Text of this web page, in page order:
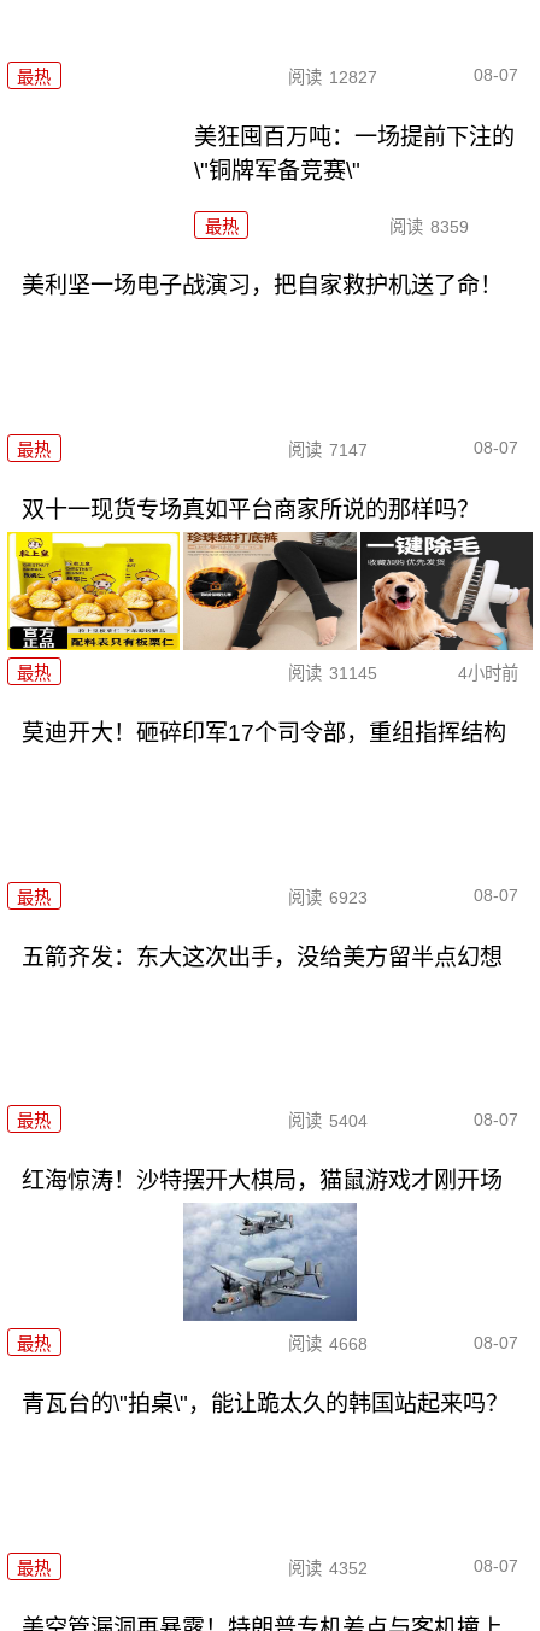
最热 阅读 12827 08-07
美狂囤百万吨：一场提前下注的
\"铜牌军备竞赛\"
最热 阅读 8359
美利坚一场电子战演习，把自家救护机送了命！
最热 阅读 7147 08-07
双十一现货专场真如平台商家所说的那样吗？
最热 阅读 31145 4小时前
莫迪开大！砸碎印军17个司令部，重组指挥结构
最热 阅读 6923 08-07
五箭齐发：东大这次出手，没给美方留半点幻想
最热 阅读 5404 08-07
红海惊涛！沙特摆开大棋局，猫鼠游戏才刚开场
最热 阅读 4668 08-07
青瓦台的\"拍桌\"，能让跪太久的韩国站起来吗？
最热 阅读 4352 08-07